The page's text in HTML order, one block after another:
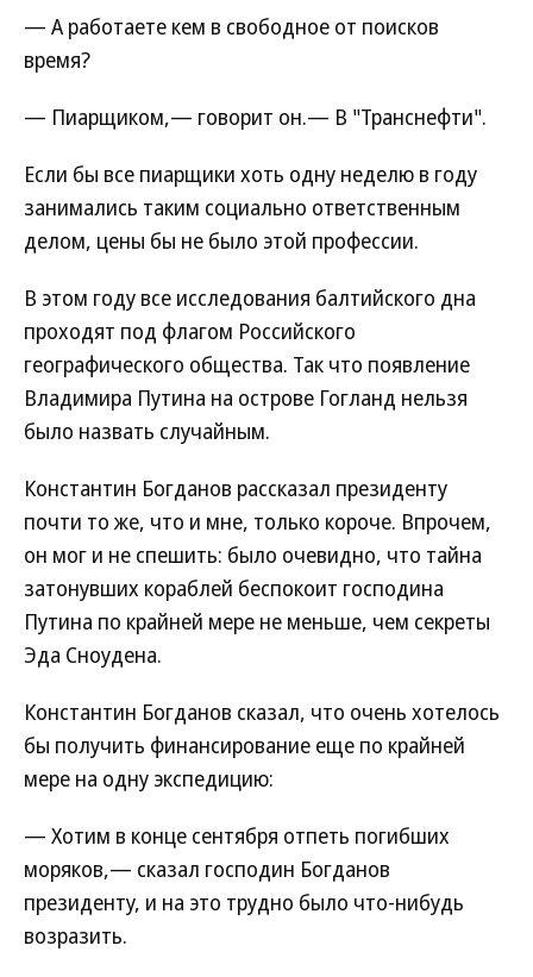
— А работаете кем в свободное от поисков
время?
— Пиарщиком,— говорит он.— В "Транснефти".
Если бы все пиарщики хоть одну неделю в году
занимались таким социально ответственным
делом, цены бы не было этой профессии.
В этом году все исследования балтийского дна
проходят под флагом Российского
географического общества. Так что появление
Владимира Путина на острове Гогланд нельзя
было назвать случайным.
Константин Богданов рассказал президенту
почти то же, что и мне, только короче. Впрочем,
он мог и не спешить: было очевидно, что тайна
затонувших кораблей беспокоит господина
Путина по крайней мере не меньше, чем секреты
Эда Сноудена.
Константин Богданов сказал, что очень хотелось
бы получить финансирование еще по крайней
мере на одну экспедицию:
— Хотим в конце сентября отпеть погибших
моряков,— сказал господин Богданов
президенту, и на это трудно было что-нибудь
возразить.